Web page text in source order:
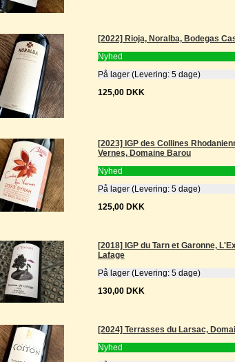
[2022] Rioja, Noralba, Bodegas
Nyhed
På lager (Levering: 5 dage)
125,00 DKK
[2023] IGP des Collines
Vernes, Domaine Barou
Nyhed
På lager (Levering: 5 dage)
125,00 DKK
[2018] IGP du Tarn et Garonne,
Lafage
På lager (Levering: 5 dage)
130,00 DKK
[2024] Terrasses du Larsac,
Nyhed